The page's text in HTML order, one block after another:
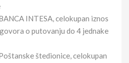
INTESA, celokupan iznos
o putovanju do 4 jednake
štedionice, celokupan